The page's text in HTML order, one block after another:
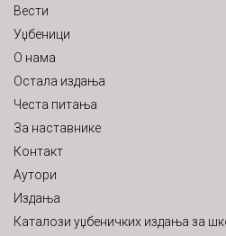
Вести
Уџбеници
О нама
Остала издања
Честа питања
За наставнике
Контакт
Аутори
Издања
Каталози уџбеничких издања за